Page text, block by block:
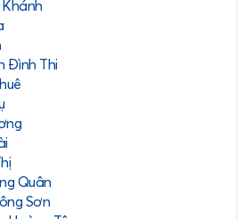
Đình Thi
Quân
Sơn